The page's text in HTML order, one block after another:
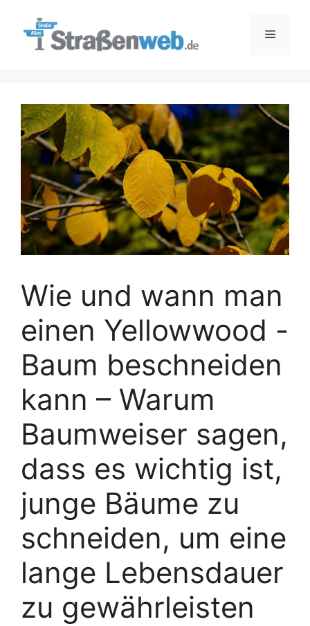
Menü
Wie und wann man
einen Yellowwood -
Baum beschneiden
kann – Warum
Baumweiser sagen,
dass es wichtig ist,
junge Bäume zu
schneiden, um eine
lange Lebensdauer
zu gewährleisten